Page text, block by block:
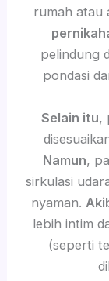
rumah atau
pelindung
pondasi
Selain itu,
Namun,
sirkulasi
nyaman.
lebih intim
(seperti